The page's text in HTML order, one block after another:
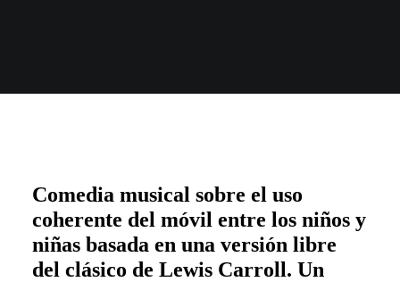
Comedia musical sobre el uso
coherente del móvil entre los niños y
niñas basada en una versión libre
del clásico de Lewis Carroll. Un